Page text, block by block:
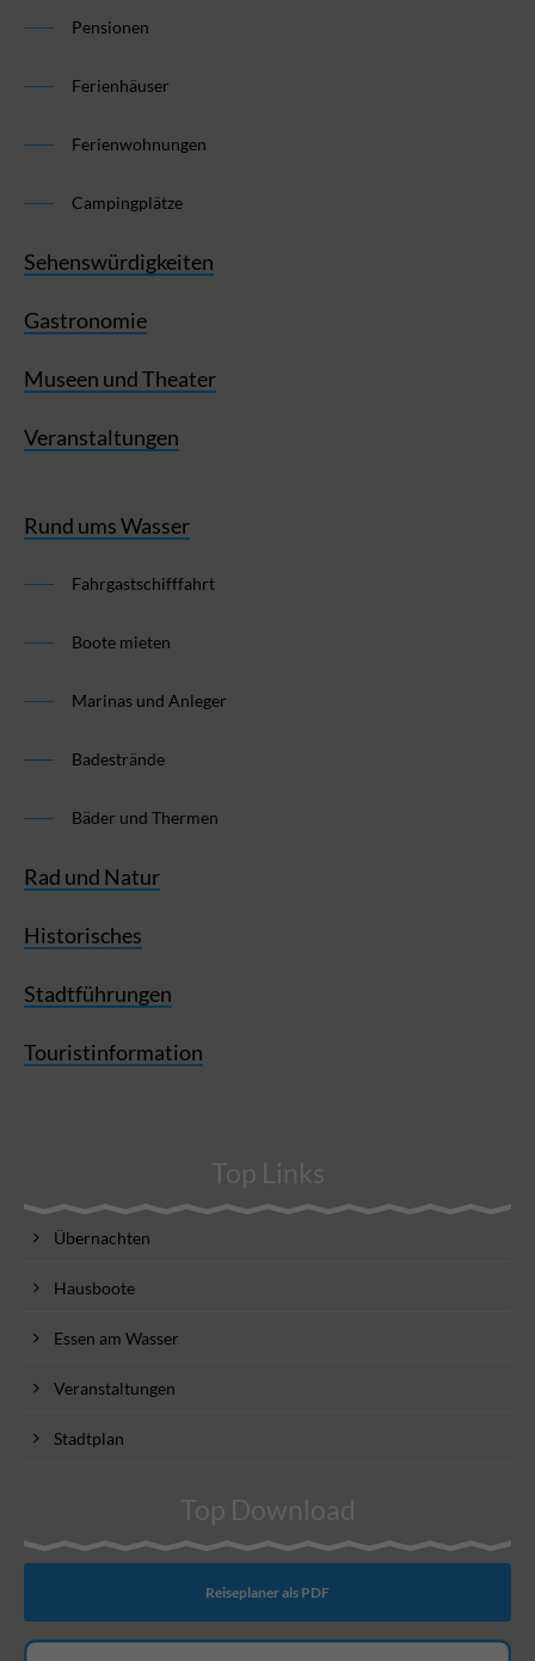
Pensionen
Ferienhäuser
Ferienwohnungen
Campingplätze
Sehenswürdigkeiten
Gastronomie
Museen und Theater
Veranstaltungen
Rund ums Wasser
Fahrgastschifffahrt
Boote mieten
Marinas und Anleger
Badestrände
Bäder und Thermen
Rad und Natur
Historisches
Stadtführungen
Touristinformation
Top Links
Übernachten
Hausboote
Essen am Wasser
Veranstaltungen
Stadtplan
Top Download
Reiseplaner als PDF